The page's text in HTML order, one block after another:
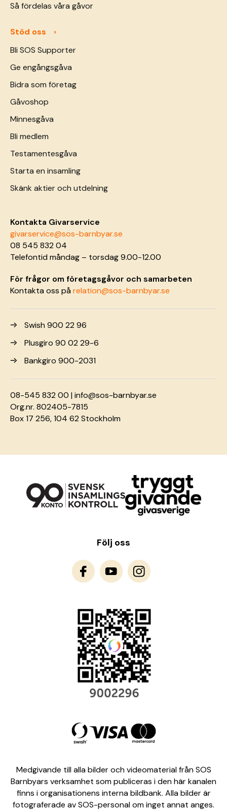
Så fördelas våra gåvor
Stöd oss
Bli SOS Supporter
Ge engångsgåva
Bidra som företag
Gåvoshop
Minnesgåva
Bli medlem
Testamentesgåva
Starta en insamling
Skänk aktier och utdelning
Kontakta Givarservice
givarservice@sos-barnbyar.se
08 545 832 04
Telefontid måndag – torsdag 9.00-12.00
För frågor om företagsgåvor och samarbeten
Kontakta oss pårelation@sos-barnbyar.se
Swish 900 22 96
Plusgiro 90 02 29-6
Bankgiro 900-2031
08-545 832 00 |info@sos-barnbyar.se
Org.nr. 802405-7815
Box 17 256, 104 62 Stockholm
Följ oss
Medgivande till alla bilder och videomaterial från SOS
Barnbyars verksamhet som publiceras i den här kanalen
finns i organisationens interna bildbank. Alla bilder är
fotograferade av SOS-personal om inget annat anges.